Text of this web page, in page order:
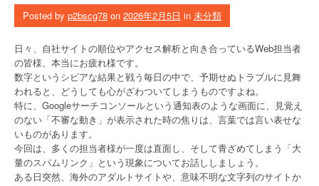
Posted by p2bscg78 on 2026年2月5日 in 未分類
日々、自社サイトの順位やアクセス解析と向き合っているWeb担当者
の皆様、本当にお疲れ様です。
数字というシビアな結果と戦う毎日の中で、予期せぬトラブルに見舞
われると、どうしても心がざわついてしまうものですよね。
特に、Googleサーチコンソールという通知表のような画面に、見覚え
のない「不審な動き」が表示された時の焦りは、言葉では言い表せな
いものがあります。
今回は、多くの担当者様が一度は直面し、そして青ざめてしまう「大
量のスパムリンク」という現象についてお話ししましょう。
ある日突然、海外のアダルトサイトや、意味不明な文字列のサイトか